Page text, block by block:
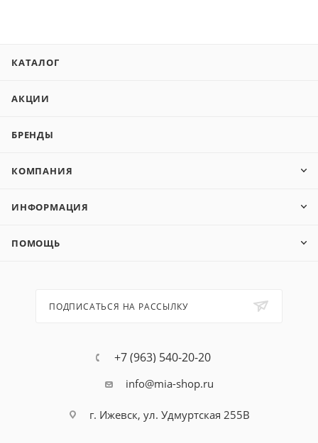
КАТАЛОГ
АКЦИИ
БРЕНДЫ
КОМПАНИЯ
ИНФОРМАЦИЯ
ПОМОЩЬ
ПОДПИСАТЬСЯ НА РАССЫЛКУ
+7 (963) 540-20-20
info@mia-shop.ru
г. Ижевск, ул. Удмуртская 255В